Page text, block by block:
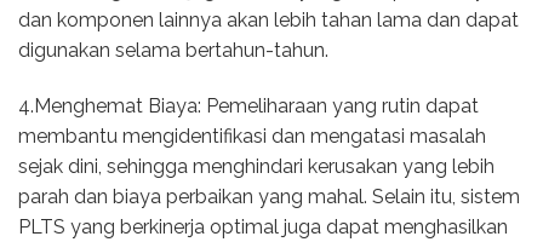
dan komponen lainnya akan lebih tahan lama dan dapat
digunakan selama bertahun-tahun.
4.Menghemat Biaya: Pemeliharaan yang rutin dapat
membantu mengidentifikasi dan mengatasi masalah
sejak dini, sehingga menghindari kerusakan yang lebih
parah dan biaya perbaikan yang mahal. Selain itu, sistem
PLTS yang berkinerja optimal juga dapat menghasilkan